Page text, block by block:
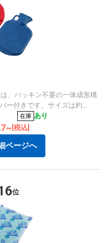
、パッキン不要の一体成形構
ー付きです。サイズは約
をサポートします。
在庫 あり
[税込]
ページへ
位